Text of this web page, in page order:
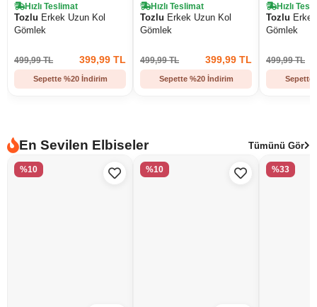
Hızlı Teslimat
Tozlu Erkek Uzun Kol
Gömlek
499,99 TL 399,99 TL
Sepette %20 İndirim
Hızlı Teslimat
Tozlu Erkek Uzun Kol
Gömlek
499,99 TL 399,99 TL
Sepette %20 İndirim
Hızlı
Tozlu
Gömlek
499,99 TL
Sepette
En Sevilen Elbiseler Tümünü Gör
%10 %10 %33